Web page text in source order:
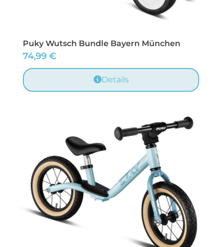
Puky Wutsch Bundle Bayern München
74,99 €
Details